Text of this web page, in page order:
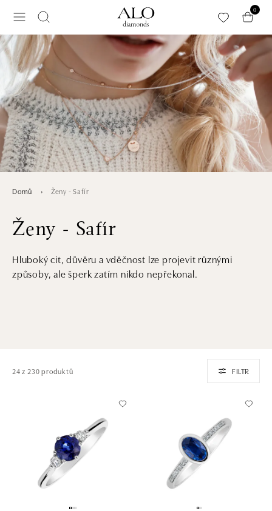
0
Domů Ženy - Safír
Ženy - Safír
Hluboký cit, důvěru a vděčnost lze projevit různými
způsoby, ale šperk zatím nikdo nepřekonal.
24 z 230 produktů FILTR